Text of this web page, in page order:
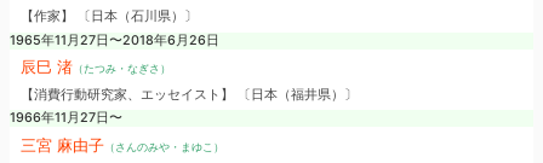
【作家】 〔日本（石川県）〕
1965年11月27日〜2018年6月26日
辰巳 渚（たつみ・なぎさ）
【消費行動研究家、エッセイスト】 〔日本（福井県）〕
1966年11月27日〜
三宮 麻由子（さんのみや・まゆこ）